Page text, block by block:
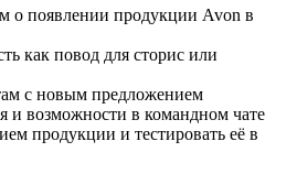
о появлении продукции Avon в
как повод для сторис или
с новым предложением
и возможности в командном чате
продукции и тестировать её в